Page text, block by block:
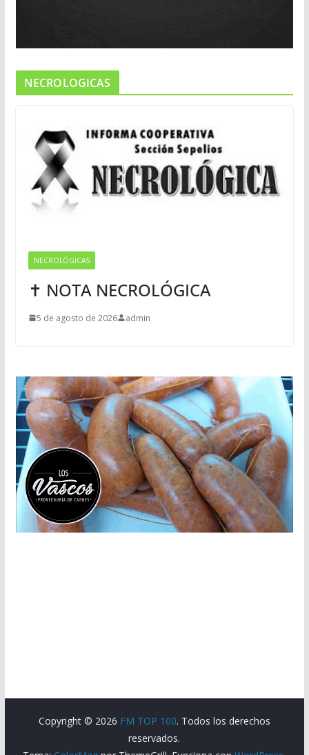
NECROLOGICAS
NECROLÓGICAS
✝ NOTA NECROLÓGICA
5 de agosto de 2026 admin
Copyright © 2026 FM TOP 100. Todos los derechos
reservados.